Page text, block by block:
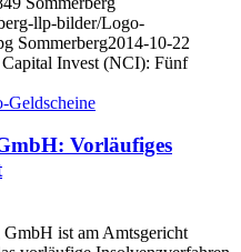
llp-bilder/Logo-
Sommerberg2014-10-22
Invest (NCI): Fünf
Vorläufiges
ist am Amtsgericht